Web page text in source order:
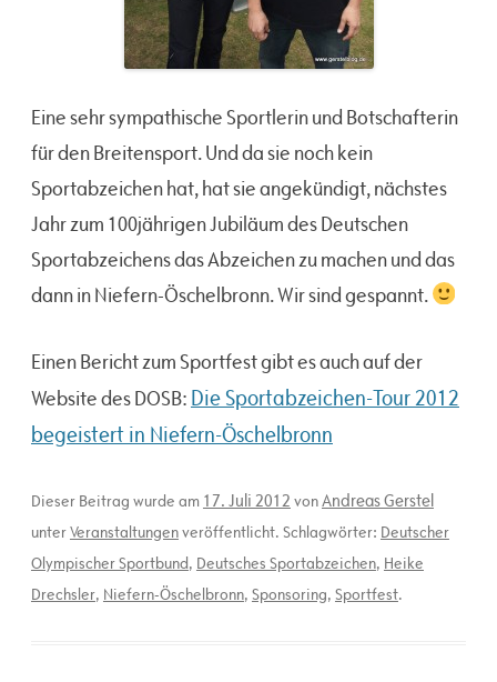
Eine sehr sympathische Sportlerin und Botschafterin
für den Breitensport. Und da sie noch kein
Sportabzeichen hat, hat sie angekündigt, nächstes
Jahr zum 100jährigen Jubiläum des Deutschen
Sportabzeichens das Abzeichen zu machen und das
dann in Niefern-Öschelbronn. Wir sind gespannt.
Einen Bericht zum Sportfest gibt es auch auf der
Website des DOSB: Die Sportabzeichen-Tour 2012
begeistert in Niefern-Öschelbronn
Dieser Beitrag wurde am 17. Juli 2012 vonAndreas Gerstel
unterVeranstaltungenveröffentlicht. Schlagwörter: Deutscher
Olympischer Sportbund, Deutsches Sportabzeichen, Heike
Drechsler, Niefern-Öschelbronn, Sponsoring, Sportfest.